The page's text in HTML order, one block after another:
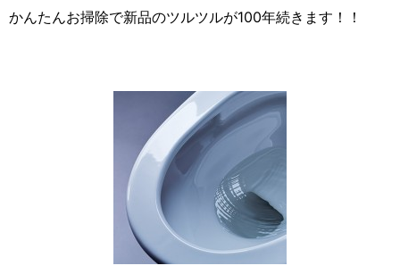
かんたんお掃除で新品のツルツルが100年続きます！！